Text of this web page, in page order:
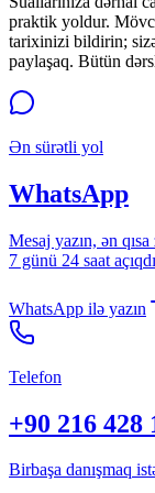
praktik yoldur.
tarixinizi bildirin;
paylaşaq. Bütün
Ən sürətli yol
WhatsApp
Mesaj yazın, ən
7 günü 24 saat
WhatsApp ilə yazın
Telefon
+90 216 428
Birbaşa danışmaq